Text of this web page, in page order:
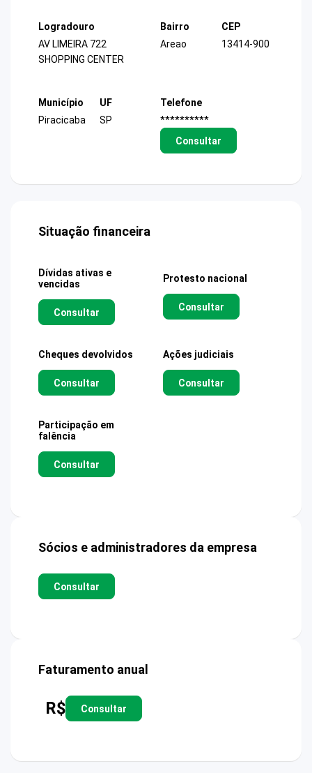
Logradouro
AV LIMEIRA 722
SHOPPING CENTER
Bairro
Areao
CEP
13414-900
Município
Piracicaba
UF
SP
Telefone
**********
Consultar
Situação financeira
Dívidas ativas e
vencidas
Consultar
Protesto nacional
Consultar
Cheques devolvidos
Consultar
Ações judiciais
Consultar
Participação em
falência
Consultar
Sócios e administradores da empresa
Consultar
Faturamento anual
R$ Consultar